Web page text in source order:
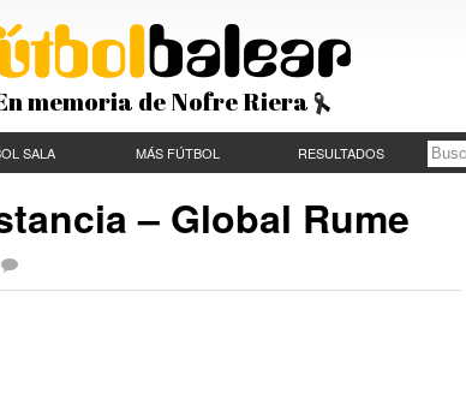
memoria de Nofre Riera
SALA MÁS FÚTBOL RESULTADOS
– Global Rume